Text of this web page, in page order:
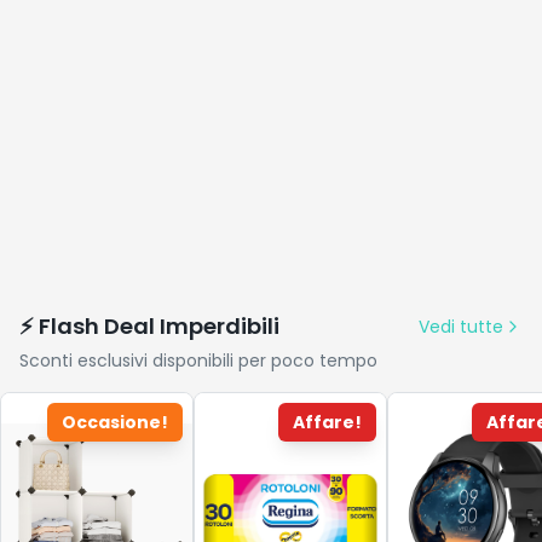
⚡ Flash Deal Imperdibili
Vedi tutte
Sconti esclusivi disponibili per poco tempo
Occasione! Affare!